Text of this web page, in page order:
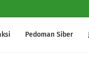
Pedoman Siber